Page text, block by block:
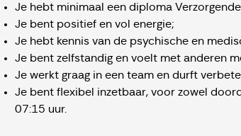
Je hebt minimaal een diploma
Je bent positief en vol energie;
Je hebt kennis van de psychische en
Je bent zelfstandig en voelt met anderen
Je werkt graag in een team en durft
Je bent flexibel inzetbaar, voor zowel
07:15 uur.